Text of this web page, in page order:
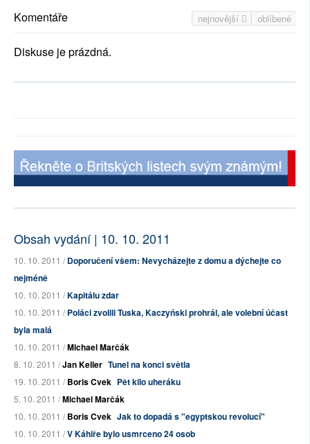
nejnovější oblíbené
Komentáře
Diskuse je prázdná.
Obsah vydání | 10. 10. 2011
10. 10. 2011 /Doporučení všem: Nevycházejte z domu a dýchejte co
nejméně
10. 10. 2011 /Kapitálu zdar
10. 10. 2011 /Poláci zvolili Tuska, Kaczyński prohrál, ale volební účast
byla malá
10. 10. 2011 /Michael Marčák
8. 10. 2011 /Jan Keller Tunel na konci světla
19. 10. 2011 /Boris Cvek Pět kilo uheráku
5. 10. 2011 /Michael Marčák
10. 10. 2011 /Boris Cvek Jak to dopadá s "egyptskou revolucí"
10. 10. 2011 /V Káhiře bylo usmrceno 24 osob